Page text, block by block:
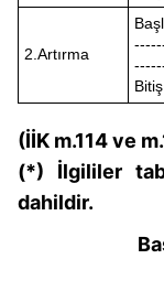
Çerezlere ilişkin
vasıtasıyla
için Ayarlar
6698 sayılı
hazırlanmış
almak için lütfen
2.Artırma
(İİK m.114 ve
(*) İlgililer
dahildir.